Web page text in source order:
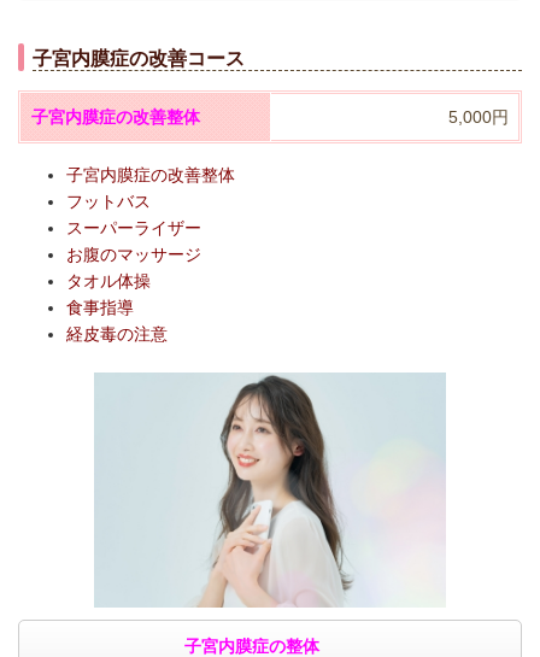
子宮内膜症の改善コース
子宮内膜症の改善整体 5,000円
子宮内膜症の改善整体
フットバス
スーパーライザー
お腹のマッサージ
タオル体操
食事指導
​経皮毒の注意
子宮内膜症の整体